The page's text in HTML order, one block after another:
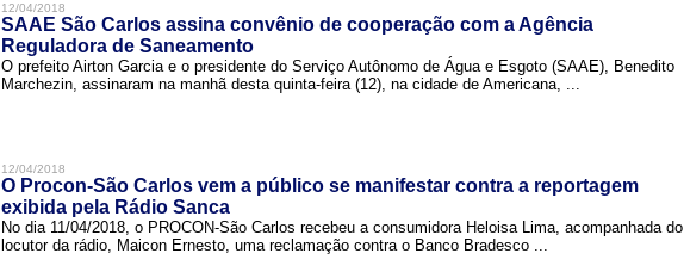
12/04/2018
SAAE São Carlos assina convênio de cooperação com a Agência
Reguladora de Saneamento
O prefeito Airton Garcia e o presidente do Serviço Autônomo de Água e Esgoto (SAAE), Benedito
Marchezin, assinaram na manhã desta quinta-feira (12), na cidade de Americana, ...
12/04/2018
O Procon-São Carlos vem a público se manifestar contra a reportagem
exibida pela Rádio Sanca
No dia 11/04/2018, o PROCON-São Carlos recebeu a consumidora Heloisa Lima, acompanhada do
locutor da rádio, Maicon Ernesto, uma reclamação contra o Banco Bradesco ...